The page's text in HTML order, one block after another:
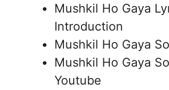
Mushkil Ho Gaya
Introduction
Mushkil Ho Gaya
Mushkil Ho Gaya
Youtube